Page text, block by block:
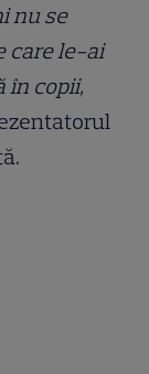
nu se
care le-ai
în copii,